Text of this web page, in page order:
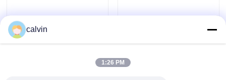
สารกัดกร่อนเซรามิก
ลูกเซอร์โคเนียมซิลิเกต
calvin
1:26 PM